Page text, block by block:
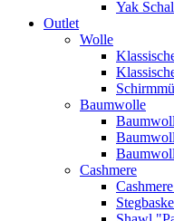
Yak Schal
Outlet
Wolle
Baumwolle
Cashmere